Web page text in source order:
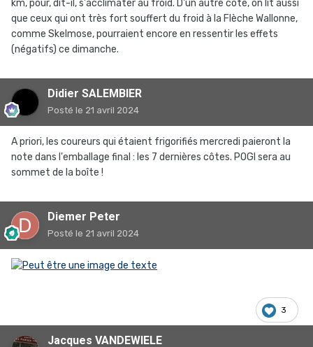
Concernant la course de cette année, un problème
commun à Van der Poel et Pogacar est justement qu'ils se
sont préparés loin des rigueurs du climat belge. Or ce n'est
mieux à supporter des conditions climatiques rigoureuses,
et ça va peut-être jouer en leur défaveur par rapport à
ceux qui étaient présents à la Flèche wallonne.
km, pour, dit-il, s'acclimater au froid. D'un autre côté, on lit aussi
que ceux qui ont très fort souffert du froid à la Flèche Wallonne,
comme Skelmose, pourraient encore en ressentir les effets
(négatifs) ce dimanche.
Didier SALEMBIER
Posté le 21 avril 2024
A priori, les coureurs qui étaient frigorifiés mercredi paieront la
note dans l'emballage final : les 7 dernières côtes. POGI sera au
sommet de la boîte !
Diemer Peter
Posté le 21 avril 2024
3
Jacques VANDEWIELE